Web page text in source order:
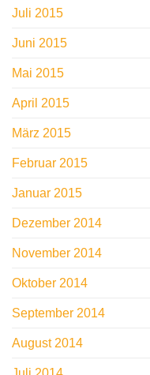
Juli 2015
Juni 2015
Mai 2015
April 2015
März 2015
Februar 2015
Januar 2015
Dezember 2014
November 2014
Oktober 2014
September 2014
August 2014